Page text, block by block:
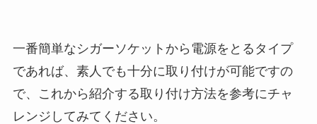
一番簡単なシガーソケットから電源をとるタイプ
であれば、素人でも十分に取り付けが可能ですの
で、これから紹介する取り付け方法を参考にチャ
レンジしてみてください。